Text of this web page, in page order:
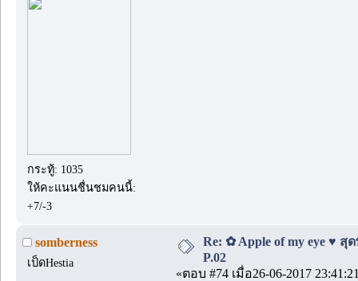
กระทู้: 1035
ให้คะแนนชื่นชมคนนี้:
+7/-3
somberness
เป็ดHestia
Re: ✿ Apple of my eye ♥
P.02
«ตอบ #74 เมื่อ26-06-2017